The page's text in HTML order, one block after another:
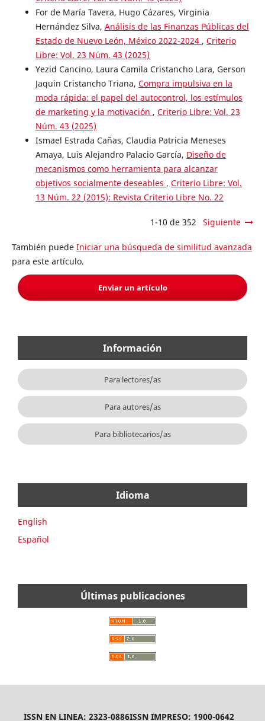
For de María Tavera, Hugo Cázares, Virginia
Hernández Silva, Análisis de las Finanzas Públicas del
Estado de Nuevo León, México 2022-2024 , Criterio
Libre: Vol. 23 Núm. 43 (2025)
Yezid Cancino, Laura Camila Cristancho Lara, Gerson
Jaquin Cristancho Triana, Compra impulsiva en la
moda rápida: el papel del autocontrol, los estímulos
de marketing y la motivación , Criterio Libre: Vol. 23
Núm. 43 (2025)
Ismael Estrada Cañas, Claudia Patricia Meneses
Amaya, Luis Alejandro Palacio García, Diseño de
mecanismos como herramienta para alcanzar
objetivos socialmente deseables , Criterio Libre: Vol.
13 Núm. 22 (2015): Revista Criterio Libre No. 22
1-10 de 352 Siguiente
También puede Iniciar una búsqueda de similitud avanzada
para este artículo.
Enviar un artículo
Información
Para lectores/as
Para autores/as
Para bibliotecarios/as
Idioma
English
Español
Últimas publicaciones
ISSN EN LINEA: 2323-0886ISSN IMPRESO: 1900-0642